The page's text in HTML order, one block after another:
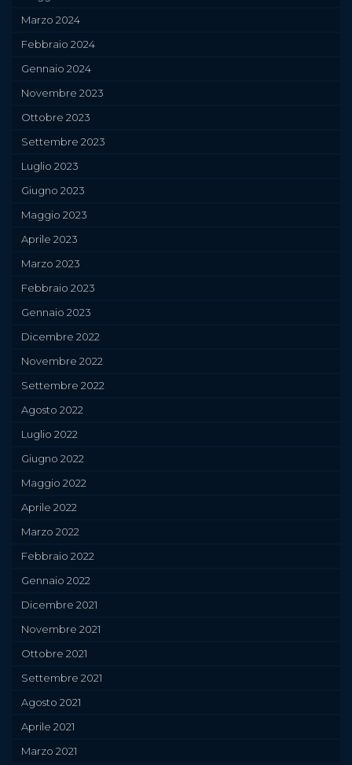
Marzo 2024
Febbraio 2024
Gennaio 2024
Novembre 2023
Ottobre 2023
Settembre 2023
Luglio 2023
Giugno 2023
Maggio 2023
Aprile 2023
Marzo 2023
Febbraio 2023
Gennaio 2023
Dicembre 2022
Novembre 2022
Settembre 2022
Agosto 2022
Luglio 2022
Giugno 2022
Maggio 2022
Aprile 2022
Marzo 2022
Febbraio 2022
Gennaio 2022
Dicembre 2021
Novembre 2021
Ottobre 2021
Settembre 2021
Agosto 2021
Aprile 2021
Marzo 2021